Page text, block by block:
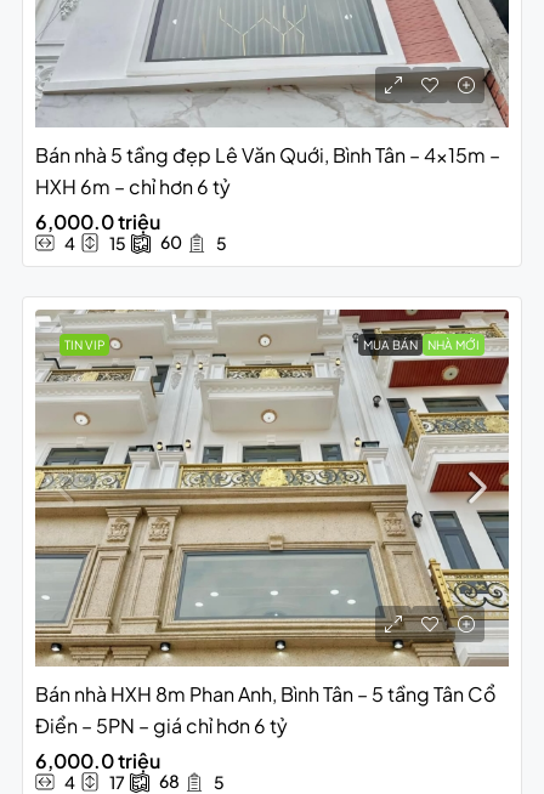
Bán nhà 5 tầng đẹp Lê Văn Quới, Bình Tân – 4x15m –
HXH 6m – chỉ hơn 6 tỷ
6,000.0 triệu
4 15 60 5
TIN VIP MUA BÁN NHÀ MỚI
Bán nhà HXH 8m Phan Anh, Bình Tân – 5 tầng Tân Cổ
Điển – 5PN – giá chỉ hơn 6 tỷ
6,000.0 triệu
4 17 68 5